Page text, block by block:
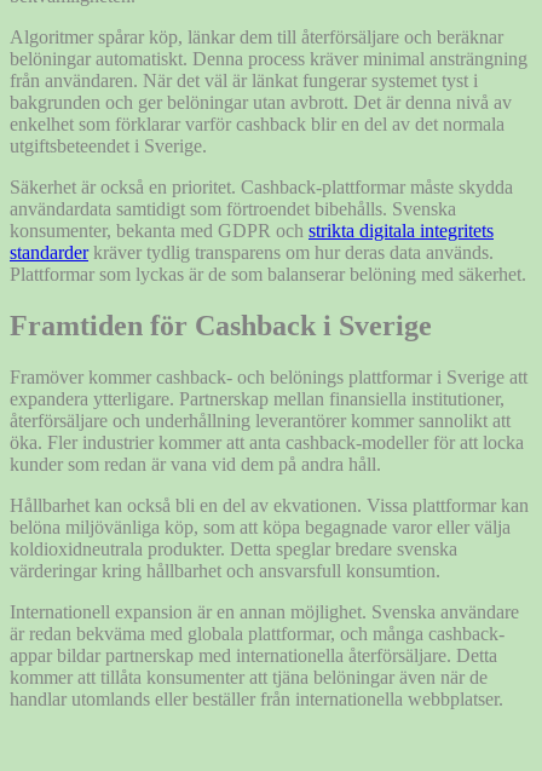
Algoritmer spårar köp, länkar dem till återförsäljare och beräknar
belöningar automatiskt. Denna process kräver minimal ansträngning
från användaren. När det väl är länkat fungerar systemet tyst i
bakgrunden och ger belöningar utan avbrott. Det är denna nivå av
enkelhet som förklarar varför cashback blir en del av det normala
utgiftsbeteendet i Sverige.
Säkerhet är också en prioritet. Cashback-plattformar måste skydda
användardata samtidigt som förtroendet bibehålls. Svenska
konsumenter, bekanta med GDPR och strikta digitala integritets
standarderkräver tydlig transparens om hur deras data används.
Plattformar som lyckas är de som balanserar belöning med säkerhet.
Framtiden för Cashback i Sverige
Framöver kommer cashback- och belönings plattformar i Sverige att
expandera ytterligare. Partnerskap mellan finansiella institutioner,
återförsäljare och underhållning leverantörer kommer sannolikt att
öka. Fler industrier kommer att anta cashback-modeller för att locka
kunder som redan är vana vid dem på andra håll.
Hållbarhet kan också bli en del av ekvationen. Vissa plattformar kan
belöna miljövänliga köp, som att köpa begagnade varor eller välja
koldioxidneutrala produkter. Detta speglar bredare svenska
värderingar kring hållbarhet och ansvarsfull konsumtion.
Internationell expansion är en annan möjlighet. Svenska användare
är redan bekväma med globala plattformar, och många cashback-
appar bildar partnerskap med internationella återförsäljare. Detta
kommer att tillåta konsumenter att tjäna belöningar även när de
handlar utomlands eller beställer från internationella webbplatser.